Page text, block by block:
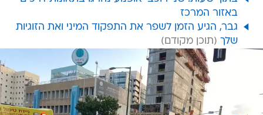
באזור המרכז
גבר, הגיע הזמן לשפר את התפקוד המיני ואת הזוגיות
שלך